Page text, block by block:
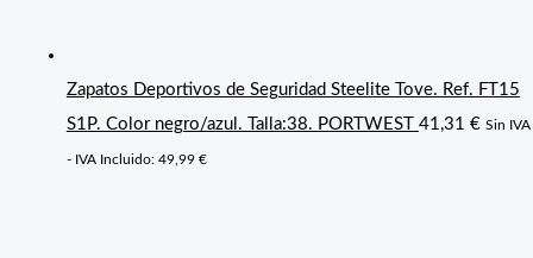
Zapatos Deportivos de Seguridad Steelite Tove. Ref. FT15
S1P. Color negro/azul. Talla:38. PORTWEST 41,31 € Sin IVA
- IVA Incluido: 49,99 €